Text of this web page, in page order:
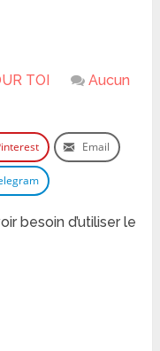
TOI
Aucun
Email
besoin d’utiliser le